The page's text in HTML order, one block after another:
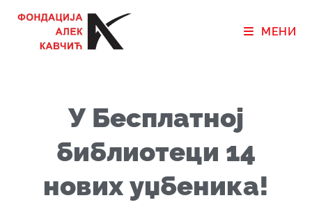
МЕНИ
У Бесплатној
библиотеци 14
нових уџбеника!